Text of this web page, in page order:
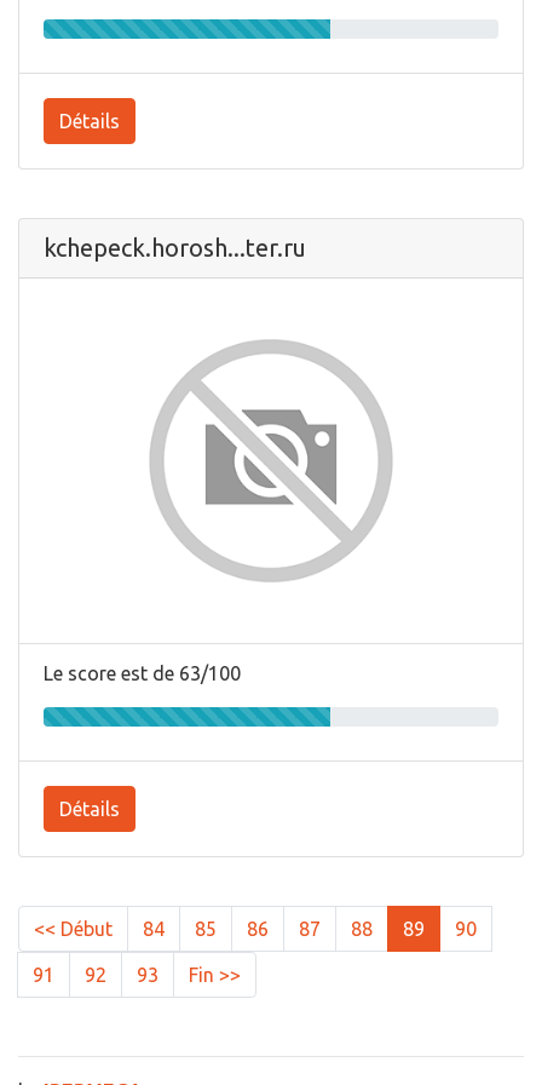
Détails
kchepeck.horosh...ter.ru
Le score est de 63/100
Détails
<< Début 84 85 86 87 88 89 90
91 92 93 Fin >>